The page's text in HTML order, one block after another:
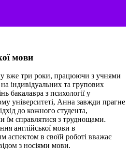
мови
вже три роки, працюючи з учнями
на індивідуальних та групових
бакалавра з психології у
університеті, Анна завжди прагне
до кожного студента,
їм справлятися з труднощами.
англійської мови в
аспектом в своїй роботі вважає
з носіями мови.